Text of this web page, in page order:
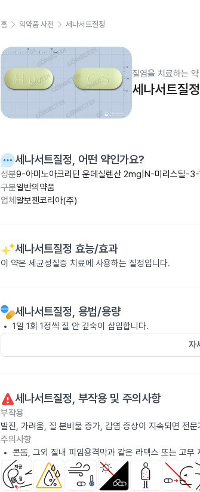
홈 의약품 사전 세나서트질정
질염을 치료하는 약
세나서트질정
세나서트질정, 어떤 약인가요?
성분9-아미노아크리딘 운데실렌산 2mg|N-미리스틸-
구분일반의약품
업체 알보젠코리아(주)
세나서트질정 효능/효과
이 약은 세균성질증 치료에 사용하는 질정입니다.
세나서트질정, 용법/용량
1일 1회 1정씩 질 안 깊숙이 삽입합니다.
자
세나서트질정, 부작용 및 주의사항
부작용
발진, 가려움, 질 분비물 증가, 감염 증상이 지속되면 전
주의사항
콘돔, 그외 질내 피임용격막과 같은 라텍스 또는 고무